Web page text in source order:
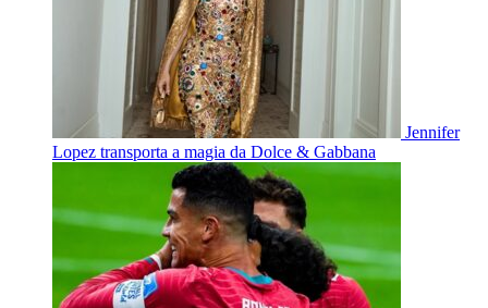
Jennifer
Lopez transporta a magia da Dolce & Gabbana